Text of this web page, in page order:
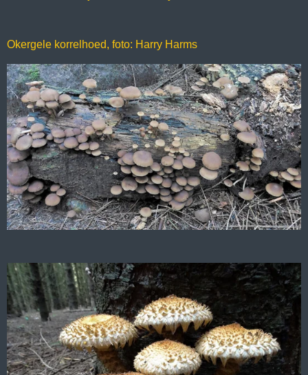
Okergele korrelhoed, foto: Harry Harms